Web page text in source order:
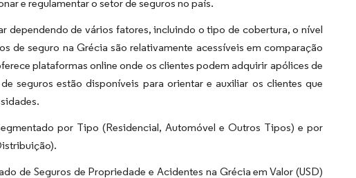
e regulamentar o setor de seguros no país.
dependendo de vários fatores, incluindo o tipo de cobertura, o nível
de seguro na Grécia são relativamente acessíveis em comparação
plataformas online onde os clientes podem adquirir apólices de
seguros estão disponíveis para orientar e auxiliar os clientes que
por Tipo (Residencial, Automóvel e Outros Tipos) e por
de Seguros de Propriedade e Acidentes na Grécia em Valor (USD)